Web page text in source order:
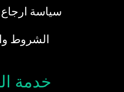
سياسة ارجاع
الشروط
خدمة